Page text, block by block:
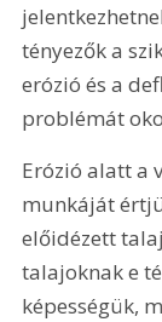
tényezők a
erózió és a
problémát
Erózió alatt a
munkáját
előidézett
talajoknak e
képességük,